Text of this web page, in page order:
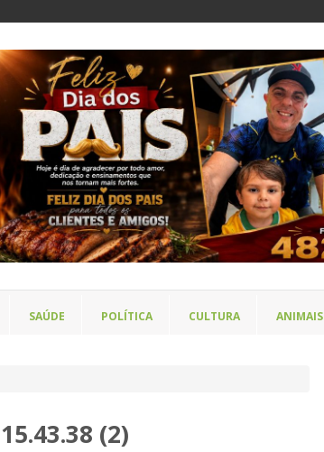
SAÚDE POLÍTICA CULTURA ANIMAIS
(2)